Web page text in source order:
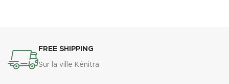
FREE SHIPPING
Sur la ville Kénitra